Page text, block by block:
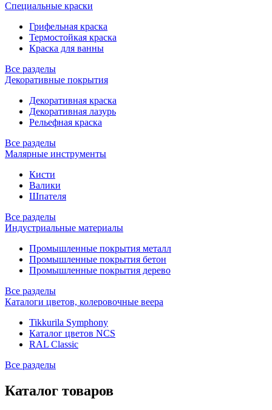
Специальные краски
Грифельная краска
Термостойкая краска
Краска для ванны
Все разделы
Декоративные покрытия
Декоративная краска
Декоративная лазурь
Рельефная краска
Все разделы
Малярные инструменты
Кисти
Валики
Шпателя
Все разделы
Индустриальные материалы
Промышленные покрытия металл
Промышленные покрытия бетон
Промышленные покрытия дерево
Все разделы
Каталоги цветов, колеровочные веера
Tikkurila Symphony
Каталог цветов NCS
RAL Classic
Все разделы
Каталог товаров